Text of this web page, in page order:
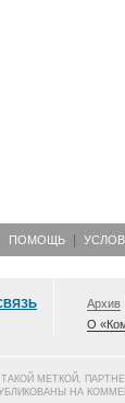
ПОМОЩЬ
Архив
О
МЕТКОЙ,
НА